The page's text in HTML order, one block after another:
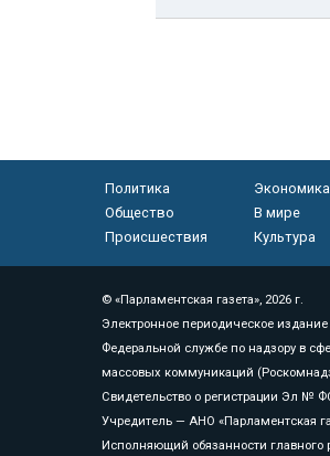
Политика
Экономика
Общество
В мире
Происшествия
Культура
© «Парламентская газета», 2026 г.
Электронное периодическое издание
Федеральной службе по надзору в
массовых коммуникаций
Свидетельство о регистрации Эл №
Учредитель — АНО «Парламентская
Исполняющий обязанности главного